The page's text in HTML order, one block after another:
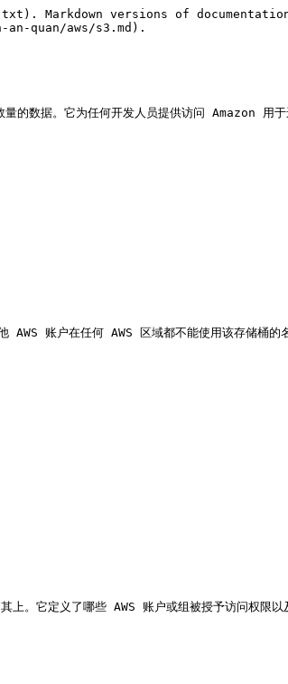
versions of
quan/aws/s3.md).
据。它为任何开发人员提供访问 Amazon 用于
账户在任何 AWS 区域都不能使用该存储桶的名
它定义了哪些 AWS 账户或组被授予访问权限以